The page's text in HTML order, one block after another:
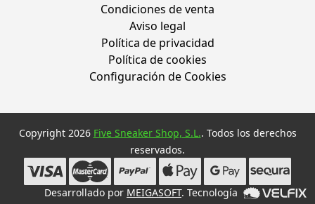
Condiciones de venta
Aviso legal
Política de privacidad
Política de cookies
Configuración de Cookies
Copyright 2026 Five Sneaker Shop, S.L.. Todos los derechos
reservados.
Desarrollado por MEIGASOFT. Tecnología